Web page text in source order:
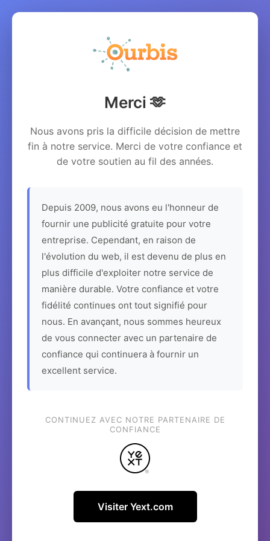
Merci 🫶
Nous avons pris la difficile décision de mettre
fin à notre service. Merci de votre confiance et
de votre soutien au fil des années.
Depuis 2009, nous avons eu l'honneur de
fournir une publicité gratuite pour votre
entreprise. Cependant, en raison de
l'évolution du web, il est devenu de plus en
plus difficile d'exploiter notre service de
manière durable. Votre confiance et votre
fidélité continues ont tout signifié pour
nous. En avançant, nous sommes heureux
de vous connecter avec un partenaire de
confiance qui continuera à fournir un
excellent service.
CONTINUEZ AVEC NOTRE PARTENAIRE DE
CONFIANCE
Visiter Yext.com